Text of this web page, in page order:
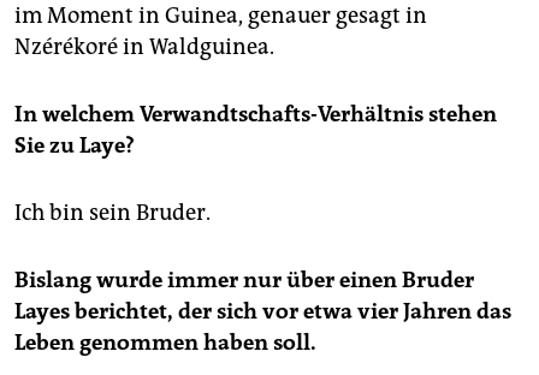
im Moment in Guinea, genauer gesagt in
Nzérékoré in Waldguinea.
In welchem Verwandtschafts-Verhältnis stehen
Sie zu Laye?
Ich bin sein Bruder.
Bislang wurde immer nur über einen Bruder
Layes berichtet, der sich vor etwa vier Jahren das
Leben genommen haben soll.